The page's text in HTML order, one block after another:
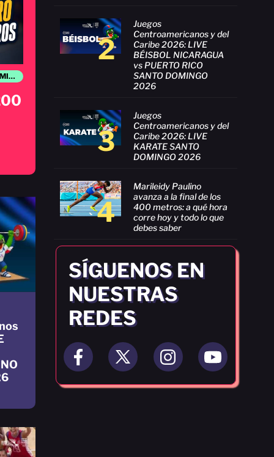
2
Juegos
Centroamericanos y del
Caribe 2026: LIVE
BÉISBOL NICARAGUA
vs PUERTO RICO
SANTO DOMINGO
2026
3
Juegos
Centroamericanos y del
Caribe 2026: LIVE
KARATE SANTO
DOMINGO 2026
4
Marileidy Paulino
avanza a la final de los
400 metros: a qué hora
corre hoy y todo lo que
debes saber
SÍGUENOS EN
NUESTRAS
REDES
JUEGOS CENTROAMERICANOS Y DEL CARIBE SANTO DOMINGO 2026